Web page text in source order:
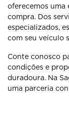
oferecemos uma
compra. Dos
especializados,
com seu veículo
Conte conosco
condições e
duradoura. Na
uma parceria